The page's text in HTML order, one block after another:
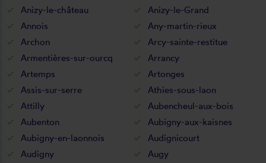
Anizy-le-château
Anizy-le-Grand
Annois
Any-martin-rieux
Archon
Arcy-sainte-restitue
Armentières-sur-ourcq
Arrancy
Artemps
Artonges
Assis-sur-serre
Athies-sous-laon
Attilly
Aubencheul-aux-bois
Aubenton
Aubigny-aux-kaisnes
Aubigny-en-laonnois
Audignicourt
Audigny
Augy